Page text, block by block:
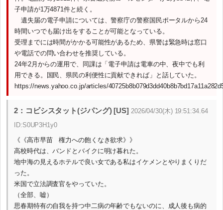
子申請が1万4871件と続く。
遺失届の電子申請については、警察庁の警察国民ポータルから24
時間いつでも届け出をすることが可能となっている。
受理までには時間がかかる可能性があるため、県警は緊急時は窓口
や電話での問い合わせを推奨している。
24年2月からの運用で、同課は「電子申請は電車の中、夜中でも利
用できる。国民、県民の利便性に貢献できれば」と話していた。
https://news.yahoo.co.jp/articles/
2：コビシスタット(ジパング) [US] 2026/04/30(木) 19:51:34.64
ID:S0UP3H1y0
《《高市早苗 権力への飽くなき欲求》》
高校時代は、バンドとバイクに明け暮れた。
地中海の見えるホテルで良い女である私はイケメンとやりまくりだ
った。
米国で立法調査官をやっていた。
（全部、嘘）
思春期特有の自我を持つ中二病の年齢でもないのに、成人後も病的